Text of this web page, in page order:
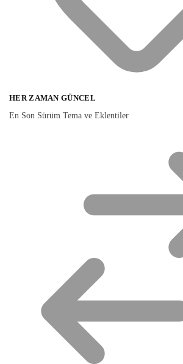
HER ZAMAN GÜNCEL
En Son Sürüm Tema ve Eklentiler